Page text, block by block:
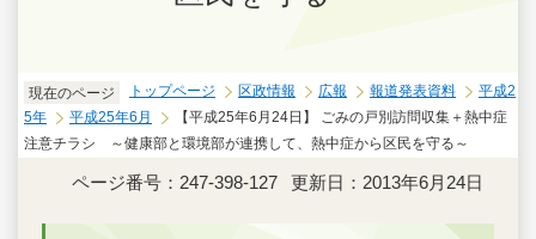
現在のページ トップページ 区政情報 広報 報道発表資料
平成2
5年
平成25年6月
【平成25年6月24日】 ごみの戸別訪問収集＋熱中症
注意チラシ ～健康部と環境部が連携して、熱中症から区民を守る～
ページ番号：247-398-127 更新日：2013年6月24日